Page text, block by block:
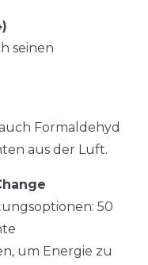
seinen
Formaldehyd
aus der Luft.
50
um Energie zu